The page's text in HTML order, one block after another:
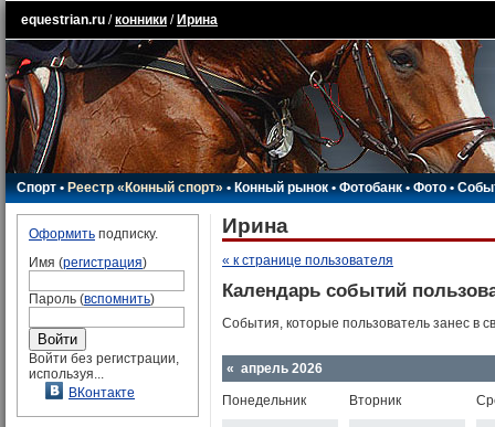
equestrian.ru /конники / Ирина
Спорт•Реестр «Конный спорт»•Конный рынок•Фотобанк •Фото•
Оформить подписку.
Имя (регистрация)
Пароль (вспомнить)
Войти без регистрации,
используя...
ВКонтакте
Ирина
« к странице пользователя
Календарь событий
События, которые пользователь занес в
« апрель 2026
Понедельник Вторник